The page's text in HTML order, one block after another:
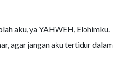
aku, ya YAHWEH, Elohimku.
agar jangan aku tertidur dalam